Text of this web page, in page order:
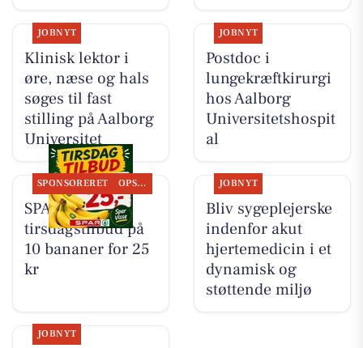
JOBNYT
Klinisk lektor i
øre, næse og hals
søges til fast
stilling på Aalborg
Universitet
JOBNYT
Postdoc i
lungekræftkirurgi
hos Aalborg
Universitetshospit
al
SPONSORERET OPSLAGSTAVLEN
SPAR Visse har
tirsdagstilbud på
10 bananer for 25
kr
JOBNYT
Bliv sygeplejerske
indenfor akut
hjertemedicin i et
dynamisk og
støttende miljø
JOBNYT